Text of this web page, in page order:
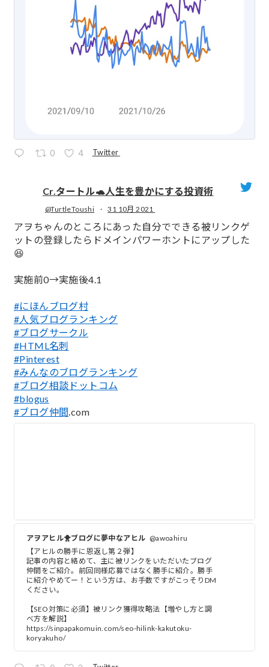
0 4 Twitter
Cr.タートル🐢人生を豊かにする投資術
@TurtleToushi · 31 10月 2021
アヲちゃんのところにあった自分でできる被リンクゲ
ットの登録したらドメインパワーホントにアップした
😆
実施前0→実施後4.1
#にほんブログ村
#人気ブログランキング
#ブログサークル
#HTML名刺
#Pinterest
#みんなのブログランキング
#ブログ相談ドットコム
#blogus
#ブログ仲間.com
アヲアヒル🐥ブログに夢中なアヒル @awoahiru
【アヒルの勝手に恩返し第２弾】
記事の内容と絡めて、主に被リンクをいただいたブログ
仲間をご紹介。前回同様応募ではなく勝手に紹介。勝手
に紹介やめてー！という方は、お手数ですがこっそりDM
ください。
【SEO対策に必須】被リンク獲得攻略法【増やし方と調
べ方を解説】
https://sinpapakomuin.com/seo-hilink-kakutoku-
koryakuho/